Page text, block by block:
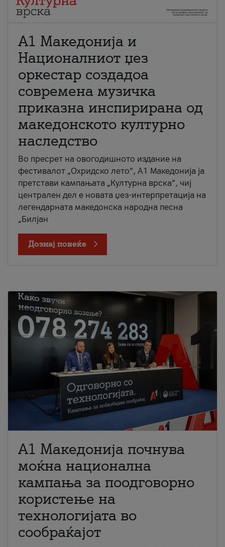
А1 Македонија и
Националниот џез
оркестар создадоа
современа музичка
приказна инспирирана од
македонското културно
наследство
Во пресрет на овогодишното издание на
фестивалот „Охридско лето“, А1 Македонија ја
претстави кампањата „Културна врска“, чиј
централен дел е новата џез-интерпретација на
легендарната македонска народна песна
„Билјан
Дознај повеќе
A1 Македонија почнува
моќна национална
кампања за поодговорно
користење на
технологијата во
сообраќајот